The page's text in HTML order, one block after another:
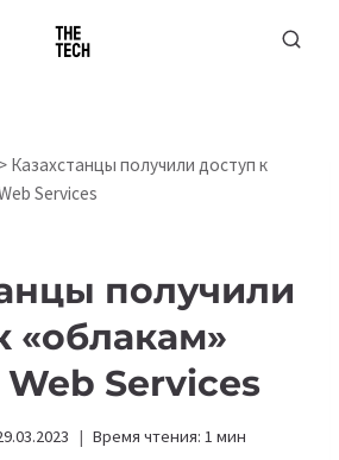
> Казахстанцы получили доступ к
Services
получили
«облакам»
Services
Время чтения: 1 мин